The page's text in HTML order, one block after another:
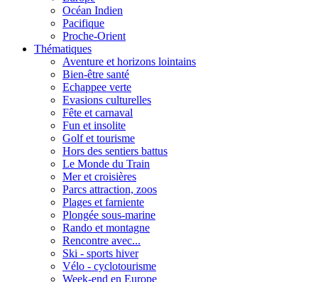
Océan Indien
Pacifique
Proche-Orient
Thématiques
Aventure et horizons lointains
Bien-être santé
Echappee verte
Evasions culturelles
Fête et carnaval
Fun et insolite
Golf et tourisme
Hors des sentiers battus
Le Monde du Train
Mer et croisières
Parcs attraction, zoos
Plages et farniente
Plongée sous-marine
Rando et montagne
Rencontre avec...
Ski - sports hiver
Vélo - cyclotourisme
Week-end en Europe